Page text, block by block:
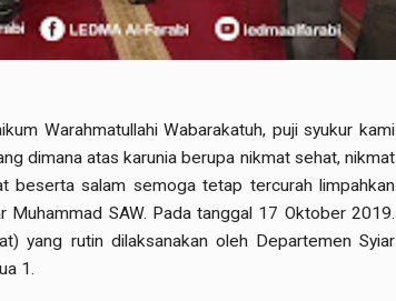
Warahmatullahi Wabarakatuh, puji syukur kami
dimana atas karunia berupa nikmat sehat, nikmat
beserta salam semoga tetap tercurah limpahkan
Muhammad SAW. Pada tanggal 17 Oktober 2019.
yang rutin dilaksanakan oleh Departemen Syiar
1.